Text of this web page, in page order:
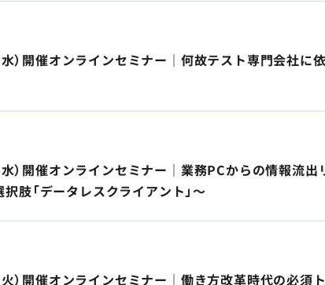
）開催オンラインセミナー｜何故テスト専門会社
）開催オンラインセミナー｜業務PCからの情報流
肢「データレスクライアント」～
）開催オンラインセミナー｜働き方改革時代の必須